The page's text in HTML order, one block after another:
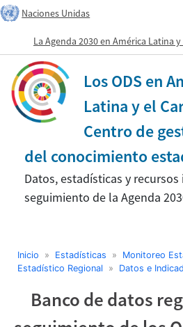
Naciones Unidas
La Agenda 2030 en América Latina
Los ODS en
Latina y el
Centro de
del conocimiento
Datos, estadísticas y
seguimiento de la Agenda
Inicio » Estadísticas » Monitoreo
Estadístico Regional » Datos e
Banco de datos